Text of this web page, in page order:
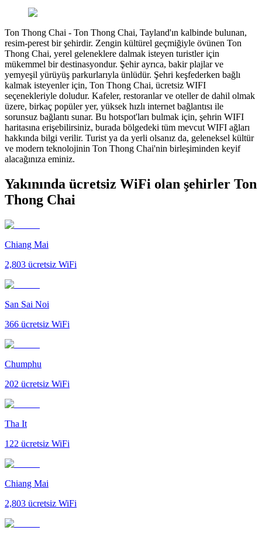
Ton Thong Chai - Ton Thong Chai, Tayland'ın kalbinde bulunan,
resim-perest bir şehirdir. Zengin kültürel geçmiğiyle övünen Ton
Thong Chai, yerel geleneklere dalmak isteyen turistler için
mükemmel bir destinasyondur. Şehir ayrıca, bakir plajlar ve
yemyeşil yürüyüş parkurlarıyla ünlüdür. Şehri keşfederken bağlı
kalmak isteyenler için, Ton Thong Chai, ücretsiz WIFI
seçenekleriyle doludur. Kafeler, restoranlar ve oteller de dahil olmak
üzere, birkaç popüler yer, yüksek hızlı internet bağlantısı ile
sorunsuz bağlantı sunar. Bu hotspot'ları bulmak için, şehrin WIFI
haritasına erişebilirsiniz, burada bölgedeki tüm mevcut WIFI ağları
hakkında bilgi verilir. Turist ya da yerli olsanız da, geleneksel kültür
ve modern teknolojinin Ton Thong Chai'nin birleşiminden keyif
alacağınıza eminiz.
Yakınında ücretsiz WiFi olan şehirler Ton
Thong Chai
Chiang Mai
2,803 ücretsiz WiFi
San Sai Noi
366 ücretsiz WiFi
Chumphu
202 ücretsiz WiFi
Tha It
122 ücretsiz WiFi
Chiang Mai
2,803 ücretsiz WiFi